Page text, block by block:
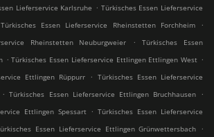
Lieferservice Karlsruhe . Türkisches Essen Lieferservice
Türkisches Essen Lieferservice Rheinstetten Forchheim
.
Rheinstetten Neuburgweier
.
Türkisches Essen
. Türkisches Essen Lieferservice Ettlingen Ettlingen West .
Ettlingen Rüppurr
. Türkisches Essen Lieferservice
. Türkisches Essen Lieferservice Ettlingen Bruchhausen
.
Ettlingen Spessart
. Türkisches Essen Lieferservice
Essen Lieferservice Ettlingen Grünwettersbach
.